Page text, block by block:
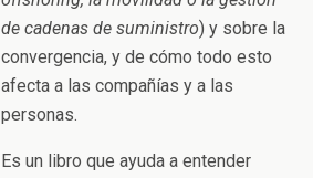
de cadenas de suministro) y sobre la
convergencia, y de cómo todo esto
afecta a las compañías y a las
personas.
Es un libro que ayuda a entender